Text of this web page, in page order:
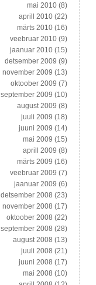
mai 2010 (8)
aprill 2010 (22)
märts 2010 (16)
veebruar 2010 (9)
jaanuar 2010 (15)
detsember 2009 (9)
november 2009 (13)
oktoober 2009 (7)
september 2009 (10)
august 2009 (8)
juuli 2009 (18)
juuni 2009 (14)
mai 2009 (15)
aprill 2009 (8)
märts 2009 (16)
veebruar 2009 (7)
jaanuar 2009 (6)
detsember 2008 (23)
november 2008 (17)
oktoober 2008 (22)
september 2008 (28)
august 2008 (13)
juuli 2008 (21)
juuni 2008 (17)
mai 2008 (10)